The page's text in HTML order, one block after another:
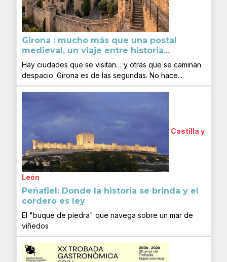
Girona : mucho más que una postal
medieval, un viaje entre historia...
Hay ciudades que se visitan… y otras que se caminan
despacio. Girona es de las segundas. No hace...
Castilla y
León
Peñafiel: Donde la historia se brinda y el
cordero es ley
El "buque de piedra" que navega sobre un mar de
viñedos